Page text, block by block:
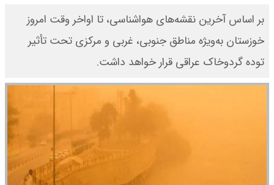
بر اساس آخرین نقشه‌های هواشناسی، تا اواخر وقت امروز
خوزستان به‌ویژه مناطق جنوبی، غربی و مرکزی تحت تأثیر
توده گردوخاک عراقی قرار خواهد داشت.